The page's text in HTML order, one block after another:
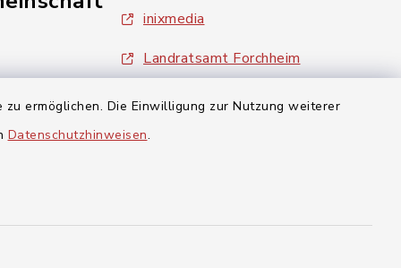
ermöglichen. Die Einwilligung zur Nutzung weiterer
Datenschutzhinweisen.
inixmedia
Landratsamt Forchheim